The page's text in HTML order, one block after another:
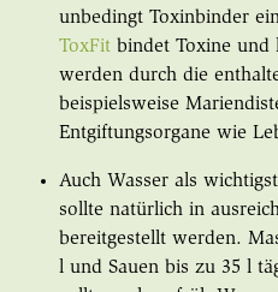
unbedingt Toxinbinder
ToxFitbindet Toxine und
werden durch die
beispielsweise
Entgiftungsorgane wie
Auch Wasser als
sollte natürlich in
bereitgestellt werden.
l und Sauen bis zu 35 l